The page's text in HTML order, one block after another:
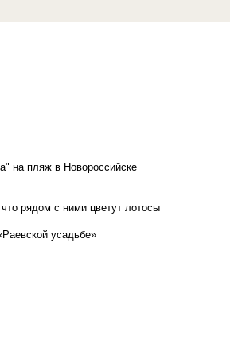
на пляж в Новороссийске
рядом с ними цветут лотосы
усадьбе»